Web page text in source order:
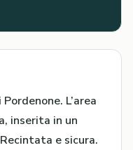
L’area
inserita in un
e sicura.